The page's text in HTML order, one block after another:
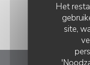
Het
site,